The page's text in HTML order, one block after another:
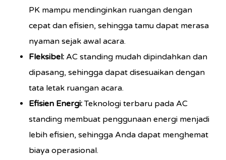
PK mampu mendinginkan ruangan dengan
cepat dan efisien, sehingga tamu dapat merasa
nyaman sejak awal acara.
Fleksibel:AC standing mudah dipindahkan dan
dipasang, sehingga dapat disesuaikan dengan
tata letak ruangan acara.
Efisien Energi:Teknologi terbaru pada AC
standing membuat penggunaan energi menjadi
lebih efisien, sehingga Anda dapat menghemat
biaya operasional.